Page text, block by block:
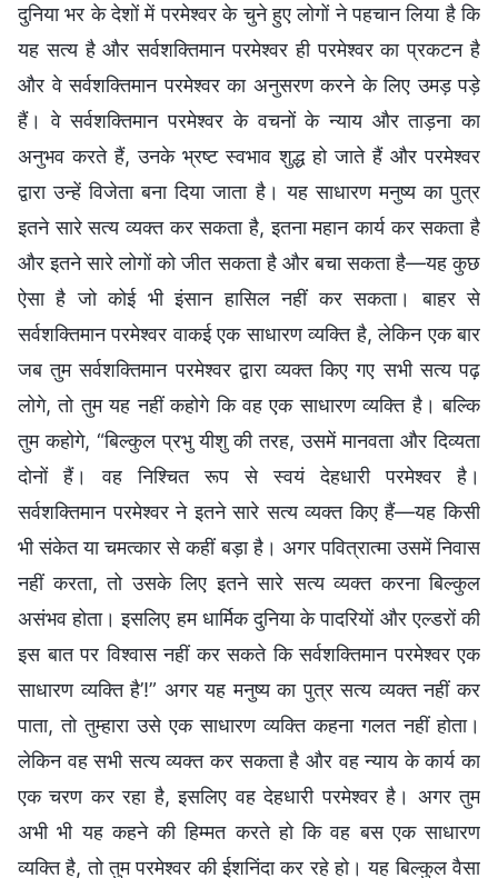
दुनिया भर के देशों में परमेश्वर के चुने हुए लोगों ने पहचान लिया है कि
यह सत्य है और सर्वशक्तिमान परमेश्वर ही परमेश्वर का प्रकटन है
और वे सर्वशक्तिमान परमेश्वर का अनुसरण करने के लिए उमड़ पड़े
हैं। वे सर्वशक्तिमान परमेश्वर के वचनों के न्याय और ताड़ना का
अनुभव करते हैं, उनके भ्रष्ट स्वभाव शुद्ध हो जाते हैं और परमेश्वर
द्वारा उन्हें विजेता बना दिया जाता है। यह साधारण मनुष्य का पुत्र
इतने सारे सत्य व्यक्त कर सकता है, इतना महान कार्य कर सकता है
और इतने सारे लोगों को जीत सकता है और बचा सकता है—यह कुछ
ऐसा है जो कोई भी इंसान हासिल नहीं कर सकता। बाहर से
सर्वशक्तिमान परमेश्वर वाकई एक साधारण व्यक्ति है, लेकिन एक बार
जब तुम सर्वशक्तिमान परमेश्वर द्वारा व्यक्त किए गए सभी सत्य पढ़
लोगे, तो तुम यह नहीं कहोगे कि वह एक साधारण व्यक्ति है। बल्कि
तुम कहोगे, “बिल्कुल प्रभु यीशु की तरह, उसमें मानवता और दिव्यता
दोनों हैं। वह निश्चित रूप से स्वयं देहधारी परमेश्वर है।
सर्वशक्तिमान परमेश्वर ने इतने सारे सत्य व्यक्त किए हैं—यह किसी
भी संकेत या चमत्कार से कहीं बड़ा है। अगर पवित्रात्मा उसमें निवास
नहीं करता, तो उसके लिए इतने सारे सत्य व्यक्त करना बिल्कुल
असंभव होता। इसलिए हम धार्मिक दुनिया के पादरियों और एल्डरों की
इस बात पर विश्वास नहीं कर सकते कि सर्वशक्तिमान परमेश्वर एक
साधारण व्यक्ति है’!” अगर यह मनुष्य का पुत्र सत्य व्यक्त नहीं कर
पाता, तो तुम्हारा उसे एक साधारण व्यक्ति कहना गलत नहीं होता।
लेकिन वह सभी सत्य व्यक्त कर सकता है और वह न्याय के कार्य का
एक चरण कर रहा है, इसलिए वह देहधारी परमेश्वर है। अगर तुम
अभी भी यह कहने की हिम्मत करते हो कि वह बस एक साधारण
व्यक्ति है, तो तुम परमेश्वर की ईशनिंदा कर रहे हो। यह बिल्कुल वैसा